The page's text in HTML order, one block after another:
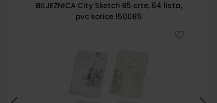
BILJEŽNICA City Sketch B5 crte, 64 lista,
pvc korice 150085